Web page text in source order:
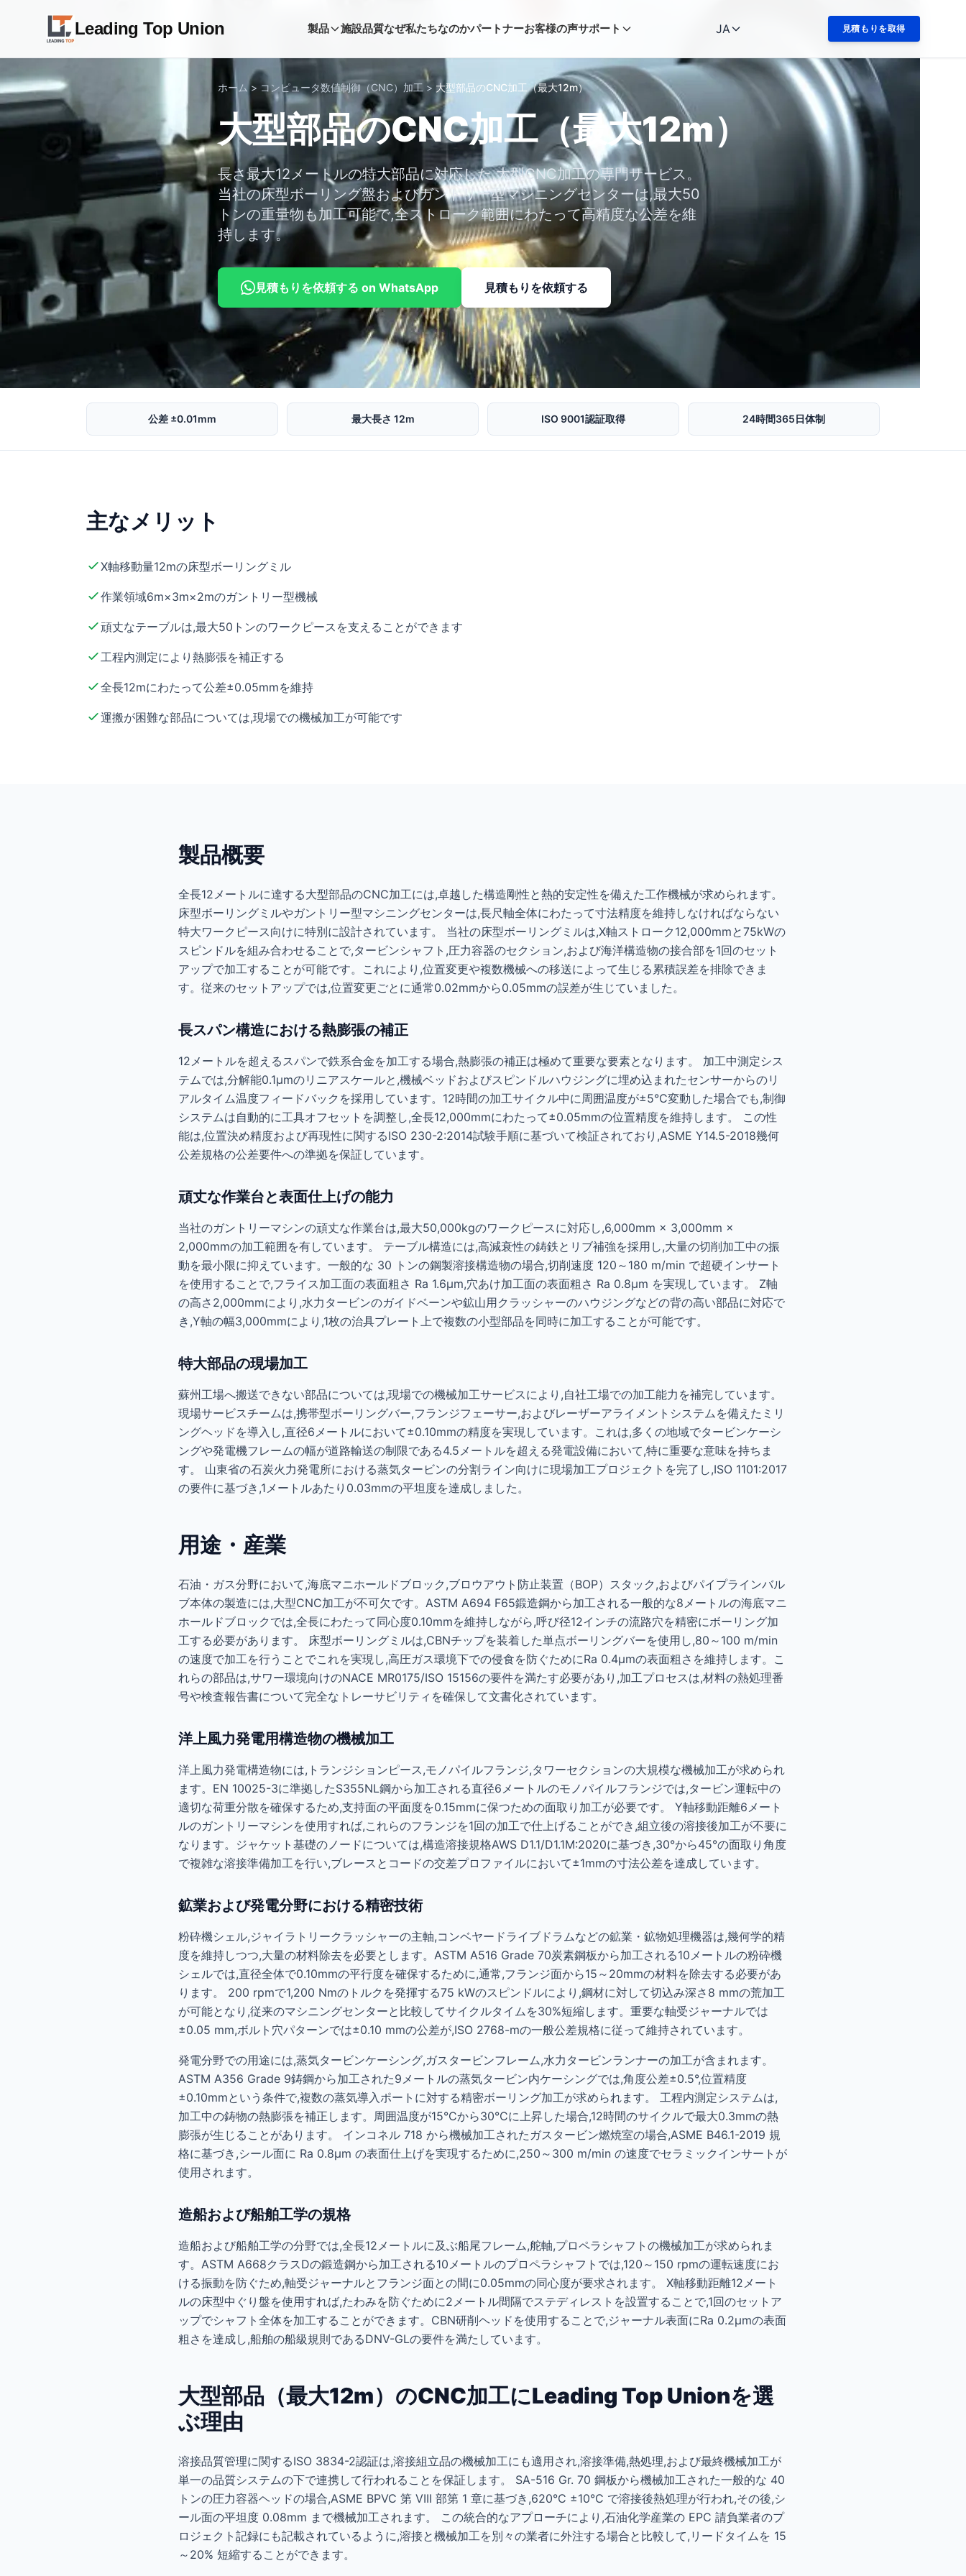
Leading Top Union 製品 施設品質なぜ私たちなのかパートナーお客様の声サポート JA 見積もりを取得
ホーム> コンピュータ数値制御（CNC）加工 > 大型部品のCNC加工（最大12m）
大型部品のCNC加工（最大12m）
長さ最大12メートルの特大部品に対応した,大型CNC加工の専門サービス。
当社の床型ボーリング盤およびガントリー型マシニングセンターは,最大50
トンの重量物も加工可能で,全ストローク範囲にわたって高精度な公差を維
持します。
見積もりを依頼する on WhatsApp 見積もりを依頼する
公差 ±0.01mm 最大長さ 12m ISO 9001認証取得 24時間365日体制
主なメリット
X軸移動量12mの床型ボーリングミル
作業領域6m×3m×2mのガントリー型機械
頑丈なテーブルは,最大50トンのワークピースを支えることができます
工程内測定により熱膨張を補正する
全長12mにわたって公差±0.05mmを維持
運搬が困難な部品については,現場での機械加工が可能です
製品概要
全長12メートルに達する大型部品のCNC加工には,卓越した構造剛性と熱的安定性を備えた工作機械が求められます。
床型ボーリングミルやガントリー型マシニングセンターは,長尺軸全体にわたって寸法精度を維持しなければならない
特大ワークピース向けに特別に設計されています。 当社の床型ボーリングミルは,X軸ストローク12,000mmと75kWの
スピンドルを組み合わせることで,タービンシャフト,圧力容器のセクション,および海洋構造物の接合部を1回のセット
アップで加工することが可能です。これにより,位置変更や複数機械への移送によって生じる累積誤差を排除できま
す。従来のセットアップでは,位置変更ごとに通常0.02mmから0.05mmの誤差が生じていました。
長スパン構造における熱膨張の補正
12メートルを超えるスパンで鉄系合金を加工する場合,熱膨張の補正は極めて重要な要素となります。 加工中測定シス
テムでは,分解能0.1µmのリニアスケールと,機械ベッドおよびスピンドルハウジングに埋め込まれたセンサーからのリ
アルタイム温度フィードバックを採用しています。12時間の加工サイクル中に周囲温度が±5°C変動した場合でも,制御
システムは自動的に工具オフセットを調整し,全長12,000mmにわたって±0.05mmの位置精度を維持します。 この性
能は,位置決め精度および再現性に関するISO 230-2:2014試験手順に基づいて検証されており,ASME Y14.5-2018幾何
公差規格の公差要件への準拠を保証しています。
頑丈な作業台と表面仕上げの能力
当社のガントリーマシンの頑丈な作業台は,最大50,000kgのワークピースに対応し,6,000mm × 3,000mm ×
2,000mmの加工範囲を有しています。 テーブル構造には,高減衰性の鋳鉄とリブ補強を採用し,大量の切削加工中の振
動を最小限に抑えています。一般的な 30 トンの鋼製溶接構造物の場合,切削速度 120～180 m/min で超硬インサート
を使用することで,フライス加工面の表面粗さ Ra 1.6µm,穴あけ加工面の表面粗さ Ra 0.8µm を実現しています。 Z軸
の高さ2,000mmにより,水力タービンのガイドベーンや鉱山用クラッシャーのハウジングなどの背の高い部品に対応で
き,Y軸の幅3,000mmにより,1枚の治具プレート上で複数の小型部品を同時に加工することが可能です。
特大部品の現場加工
蘇州工場へ搬送できない部品については,現場での機械加工サービスにより,自社工場での加工能力を補完しています。
現場サービスチームは,携帯型ボーリングバー,フランジフェーサー,およびレーザーアライメントシステムを備えたミリ
ングヘッドを導入し,直径6メートルにおいて±0.10mmの精度を実現しています。これは,多くの地域でタービンケーシ
ングや発電機フレームの幅が道路輸送の制限である4.5メートルを超える発電設備において,特に重要な意味を持ちま
す。 山東省の石炭火力発電所における蒸気タービンの分割ライン向けに現場加工プロジェクトを完了し,ISO 1101:2017
の要件に基づき,1メートルあたり0.03mmの平坦度を達成しました。
用途・産業
石油・ガス分野において,海底マニホールドブロック,ブロウアウト防止装置（BOP）スタック,およびパイプラインバル
ブ本体の製造には,大型CNC加工が不可欠です。ASTM A694 F65鍛造鋼から加工される一般的な8メートルの海底マニ
ホールドブロックでは,全長にわたって同心度0.10mmを維持しながら,呼び径12インチの流路穴を精密にボーリング加
工する必要があります。 床型ボーリングミルは,CBNチップを装着した単点ボーリングバーを使用し,80～100 m/min
の速度で加工を行うことでこれを実現し,高圧ガス環境下での侵食を防ぐためにRa 0.4µmの表面粗さを維持します。こ
れらの部品は,サワー環境向けのNACE MR0175/ISO 15156の要件を満たす必要があり,加工プロセスは,材料の熱処理番
号や検査報告書について完全なトレーサビリティを確保して文書化されています。
洋上風力発電用構造物の機械加工
洋上風力発電構造物には,トランジションピース,モノパイルフランジ,タワーセクションの大規模な機械加工が求められ
ます。EN 10025-3に準拠したS355NL鋼から加工される直径6メートルのモノパイルフランジでは,タービン運転中の
適切な荷重分散を確保するため,支持面の平面度を0.15mmに保つための面取り加工が必要です。 Y軸移動距離6メート
ルのガントリーマシンを使用すれば,これらのフランジを1回の加工で仕上げることができ,組立後の溶接後加工が不要に
なります。ジャケット基礎のノードについては,構造溶接規格AWS D1.1/D1.1M:2020に基づき,30°から45°の面取り角度
で複雑な溶接準備加工を行い,ブレースとコードの交差プロファイルにおいて±1mmの寸法公差を達成しています。
鉱業および発電分野における精密技術
粉砕機シェル,ジャイラトリークラッシャーの主軸,コンベヤードライブドラムなどの鉱業・鉱物処理機器は,幾何学的精
度を維持しつつ,大量の材料除去を必要とします。ASTM A516 Grade 70炭素鋼板から加工される10メートルの粉砕機
シェルでは,直径全体で0.10mmの平行度を確保するために,通常,フランジ面から15～20mmの材料を除去する必要があ
ります。 200 rpmで1,200 Nmのトルクを発揮する75 kWのスピンドルにより,鋼材に対して切込み深さ8 mmの荒加工
が可能となり,従来のマシニングセンターと比較してサイクルタイムを30%短縮します。重要な軸受ジャーナルでは
±0.05 mm,ボルト穴パターンでは±0.10 mmの公差が,ISO 2768-mの一般公差規格に従って維持されています。
発電分野での用途には,蒸気タービンケーシング,ガスタービンフレーム,水力タービンランナーの加工が含まれます。
ASTM A356 Grade 9鋳鋼から加工された9メートルの蒸気タービン内ケーシングでは,角度公差±0.5°,位置精度
±0.10mmという条件で,複数の蒸気導入ポートに対する精密ボーリング加工が求められます。 工程内測定システムは,
加工中の鋳物の熱膨張を補正します。周囲温度が15°Cから30°Cに上昇した場合,12時間のサイクルで最大0.3mmの熱
膨張が生じることがあります。 インコネル 718 から機械加工されたガスタービン燃焼室の場合,ASME B46.1-2019 規
格に基づき,シール面に Ra 0.8µm の表面仕上げを実現するために,250～300 m/min の速度でセラミックインサートが
使用されます。
造船および船舶工学の規格
造船および船舶工学の分野では,全長12メートルに及ぶ船尾フレーム,舵軸,プロペラシャフトの機械加工が求められま
す。ASTM A668クラスDの鍛造鋼から加工される10メートルのプロペラシャフトでは,120～150 rpmの運転速度にお
ける振動を防ぐため,軸受ジャーナルとフランジ面との間に0.05mmの同心度が要求されます。 X軸移動距離12メート
ルの床型中ぐり盤を使用すれば,たわみを防ぐために2メートル間隔でステディレストを設置することで,1回のセットア
ップでシャフト全体を加工することができます。CBN研削ヘッドを使用することで,ジャーナル表面にRa 0.2µmの表面
粗さを達成し,船舶の船級規則であるDNV-GLの要件を満たしています。
大型部品（最大12m）のCNC加工にLeading Top Unionを選
ぶ理由
溶接品質管理に関するISO 3834-2認証は,溶接組立品の機械加工にも適用され,溶接準備,熱処理,および最終機械加工が
単一の品質システムの下で連携して行われることを保証します。 SA-516 Gr. 70 鋼板から機械加工された一般的な 40
トンの圧力容器ヘッドの場合,ASME BPVC 第 VIII 部第 1 章に基づき,620°C ±10°C で溶接後熱処理が行われ,その後,シ
ール面の平坦度 0.08mm まで機械加工されます。 この統合的なアプローチにより,石油化学産業の EPC 請負業者のプ
ロジェクト記録にも記載されているように,溶接と機械加工を別々の業者に外注する場合と比較して,リードタイムを 15
～20% 短縮することができます。